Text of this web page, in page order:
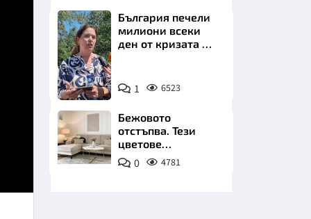
Снимка:
БТА
България печели
милиони всеки
ден от кризата по
1 6523
Бежовото
отстъпва. Тези
цветове
превземат
всекидневната
0 4781